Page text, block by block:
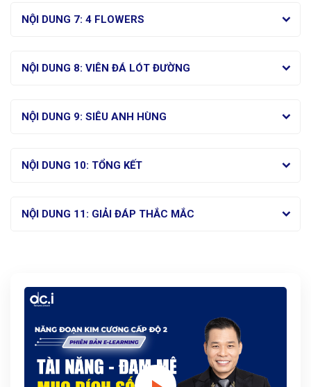
NỘI DUNG 7: 4 FLOWERS
NỘI DUNG 8: VIÊN ĐÁ LÓT ĐƯỜNG
NỘI DUNG 9: SIÊU ANH HÙNG
NỘI DUNG 10: TỔNG KẾT
NỘI DUNG 11: GIẢI ĐÁP THẮC MẮC